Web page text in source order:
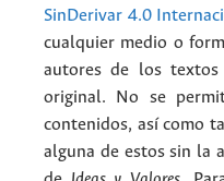
SinDerivar 4.0
cualquier medio o
autores de los
original. No se
contenidos, así como
alguna de estos sin la